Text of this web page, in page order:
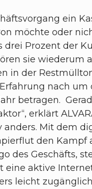
ein
möchte oder
Prozent der
sie wiederum
in der
nach um
betragen.
erklärt
Mit dem
den Kampf
des Geschäfts,
aktive
leicht